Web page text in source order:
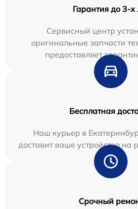
Гарантия до 3-х
Сервисный центр
оригинальные запчасти
предоставляет
Бесплатная
Наш курьер в
доставит ваше устройство на
Срочный